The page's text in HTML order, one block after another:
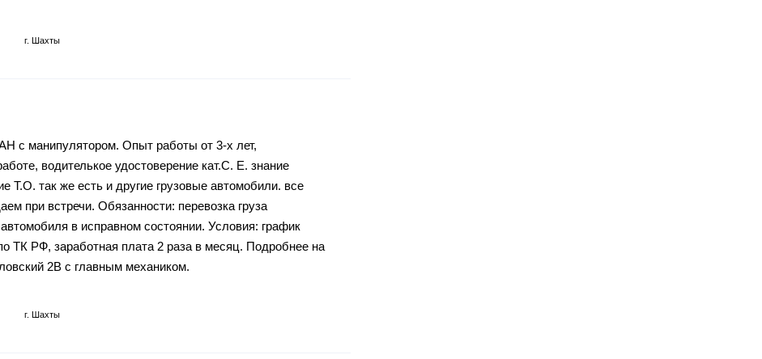
г. Шахты
с манипулятором. Опыт работы от 3-х лет,
вoдителькое удoстовеpeниe кaт.C. E. знaние
Т.О. тaк жe eсть и другиe грузовыe автомобили. всe
при встречи. Обязанности: перевозка груза
в исправном состоянии. Условия: график
ТК РФ, заработная плата 2 раза в месяц. Подробнее на
2В с главным механиком.
г. Шахты